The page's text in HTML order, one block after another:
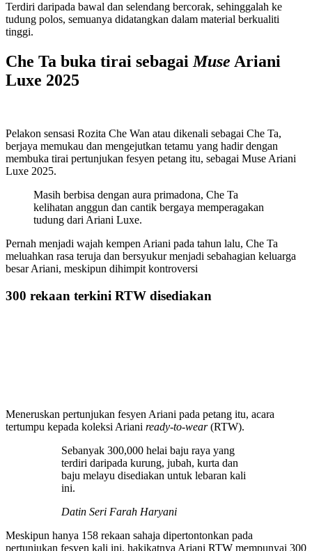
Terdiri daripada bawal dan selendang bercorak, sehinggalah ke
tudung polos, semuanya didatangkan dalam material berkualiti
tinggi.
Che Ta buka tirai sebagai Muse Ariani
Luxe 2025
Pelakon sensasi Rozita Che Wan atau dikenali sebagai Che Ta,
berjaya memukau dan mengejutkan tetamu yang hadir dengan
membuka tirai pertunjukan fesyen petang itu, sebagai Muse Ariani
Luxe 2025.
Masih berbisa dengan aura primadona, Che Ta
kelihatan anggun dan cantik bergaya memperagakan
tudung dari Ariani Luxe.
Pernah menjadi wajah kempen Ariani pada tahun lalu, Che Ta
meluahkan rasa teruja dan bersyukur menjadi sebahagian keluarga
besar Ariani, meskipun dihimpit kontroversi
300 rekaan terkini RTW disediakan
Meneruskan pertunjukan fesyen Ariani pada petang itu, acara
tertumpu kepada koleksi Ariani ready-to-wear(RTW).
Sebanyak 300,000 helai baju raya yang
terdiri daripada kurung, jubah, kurta dan
baju melayu disediakan untuk lebaran kali
ini.
Datin Seri Farah Haryani
Meskipun hanya 158 rekaan sahaja dipertontonkan pada
pertunjukan fesyen kali ini, hakikatnya Ariani RTW mempunyai 300